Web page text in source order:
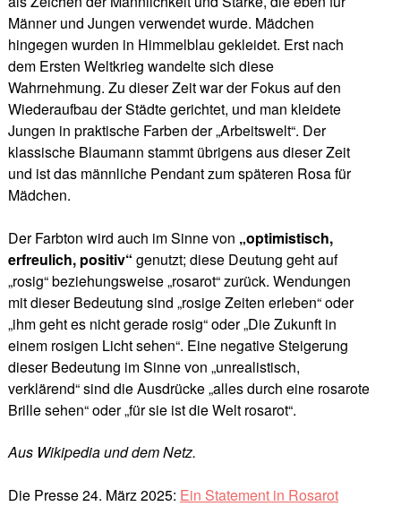
Männer und Jungen verwendet wurde. Mädchen
hingegen wurden in Himmelblau gekleidet. Erst nach
dem Ersten Weltkrieg wandelte sich diese
Wahrnehmung. Zu dieser Zeit war der Fokus auf den
Wiederaufbau der Städte gerichtet, und man kleidete
Jungen in praktische Farben der „Arbeitswelt“. Der
klassische Blaumann stammt übrigens aus dieser Zeit
und ist das männliche Pendant zum späteren Rosa für
Mädchen.
Der Farbton wird auch im Sinne von „optimistisch,
erfreulich, positiv“ genutzt; diese Deutung geht auf
„rosig“ beziehungsweise „rosarot“ zurück. Wendungen
mit dieser Bedeutung sind „rosige Zeiten erleben“ oder
„ihm geht es nicht gerade rosig“ oder „Die Zukunft in
einem rosigen Licht sehen“. Eine negative Steigerung
dieser Bedeutung im Sinne von „unrealistisch,
verklärend“ sind die Ausdrücke „alles durch eine rosarote
Brille sehen“ oder „für sie ist die Welt rosarot“.
Aus Wikipedia und dem Netz.
Die Presse 24. März 2025: Ein Statement in Rosarot